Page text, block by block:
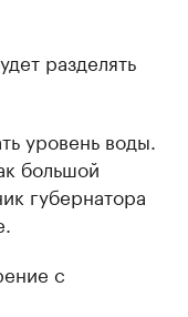
разделять
уровень воды.
большой
губернатора
с